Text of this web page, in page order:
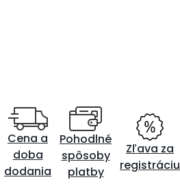
Cena a
doba
dodania
Pohodlné
spôsoby
platby
Zľava za
registráciu